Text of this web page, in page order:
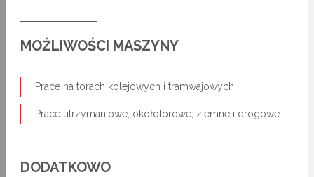
MOŻLIWOŚCI MASZYNY
Prace na torach kolejowych i tramwajowych
Prace utrzymaniowe, okołotorowe, ziemne i drogowe
DODATKOWO